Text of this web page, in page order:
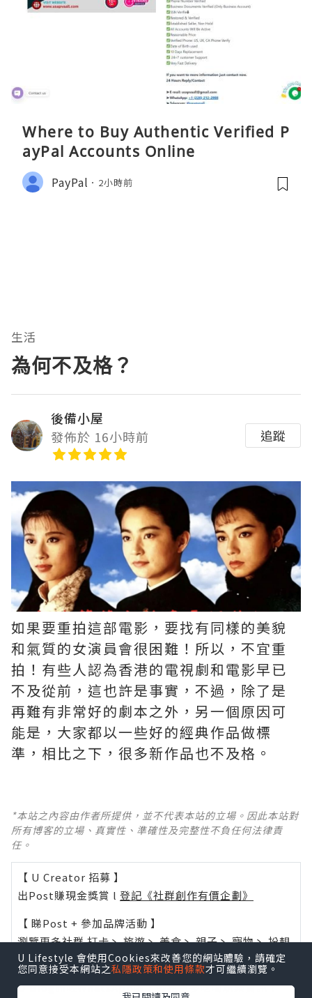
Where to Buy Authentic Verified P
ayPal Accounts Online
PayPal 2小時前
生活
為何不及格？
後備小屋
發佈於 16小時前
追蹤
如果要重拍這部電影，要找有同樣的美貌
和氣質的女演員會很困難！所以，不宜重
拍！有些人認為香港的電視劇和電影早已
不及從前，這也許是事實，不過，除了是
再難有非常好的劇本之外，另一個原因可
能是，大家都以一些好的經典作品做標
準，相比之下，很多新作品也不及格。 ​​​
*本站之內容由作者所提供，並不代表本站的立場。因此本站對
所有博客的立場、真實性、準確性及完整性不負任何法律責
任。
【 U Creator 招募 】
出Post賺現金獎賞 l 登記《社群創作有價企劃》
【 睇Post + 參加品牌活動 】
瀏覽更多社群打卡丶旅遊丶美食丶親子丶寵物丶扮靚
攻略及活動情報
U Blog開咗WhatsApp啦！發掘更多吃喝玩樂資訊！
U Lifestyle 會使用Cookies來改善您的網站體驗，請確定
您同意接受本網站之私隱政策和使用條款才可繼續瀏覽。